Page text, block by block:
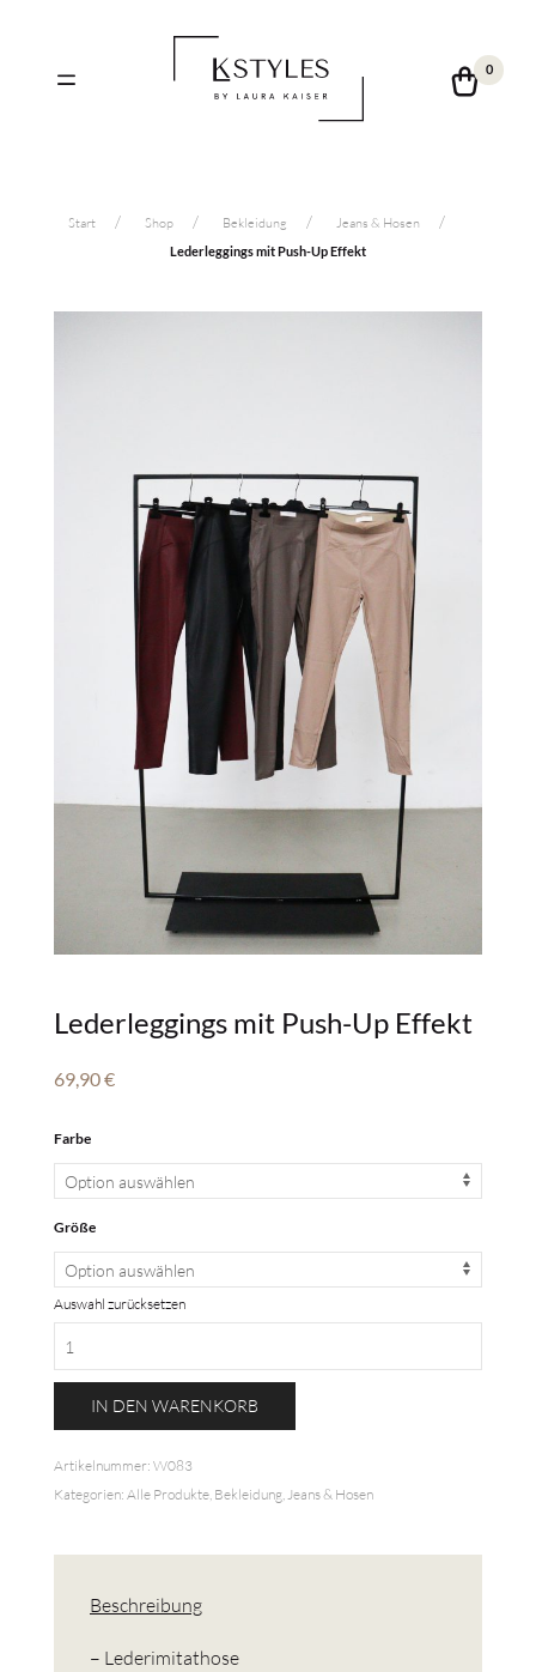
0
Start Shop Bekleidung Jeans & Hosen
Lederleggings mit Push-Up Effekt
Lederleggings mit Push-Up Effekt
69,90€
Farbe
Größe
Auswahl zurücksetzen
Lederleggings
mit
IN DEN WARENKORB
Artikelnummer: W083
Kategorien: Alle Produkte, Bekleidung,Jeans & Hosen
Beschreibung
– Lederimitathose